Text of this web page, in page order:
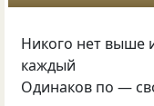
Никого нет выше
каждый
Одинаков по —